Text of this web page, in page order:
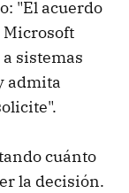
"El acuerdo
sistemas
admita
cuánto
la decisión.